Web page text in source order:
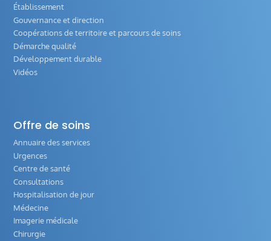
Établissement
Gouvernance et direction
Coopérations de territoire et parcours de soins
Démarche qualité
Développement durable
Vidéos
Offre de soins
Annuaire des services
Urgences
Centre de santé
Consultations
Hospitalisation de jour
Médecine
Imagerie médicale
Chirurgie